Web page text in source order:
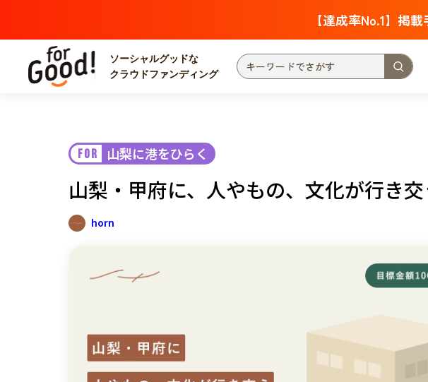
【達成率No.1】掲
ソーシャルグッドな
クラウドファンディング
カテゴリーからさがす
災害
社会貢献
地域からさがす
富山 石川
鳥取
徳島 香川
FOR 山梨に港をひらく
山梨・甲府に、人やもの、文化が行き
horn